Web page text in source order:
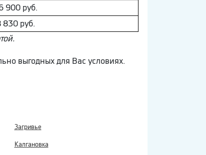
900 руб.
830 руб.
выгодных для Вас условиях.
Загривье
Калгановка